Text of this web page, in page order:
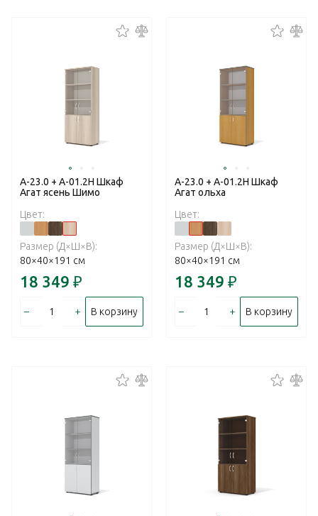
А-23.0 + А-01.2Н Шкаф
Агат ясень Шимо
Цвет:
Размер (Д×Ш×В):
80×40×191 см
18 349 ₽
– + В корзину
А-23.0 + А-01.2Н Шкаф
Агат ольха
Цвет:
Размер (Д×Ш×В):
80×40×191 см
18 349 ₽
– + В корзину